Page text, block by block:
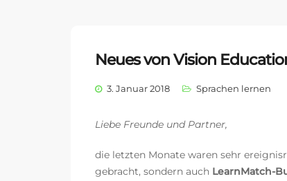
Neues von Vision
3. Januar 2018 Sprachen lernen
Liebe Freunde und Partner,
die letzten Monate waren sehr
gebracht, sondern auch LearnMatch-